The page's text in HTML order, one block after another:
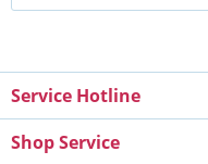
Service Hotline
Shop Service